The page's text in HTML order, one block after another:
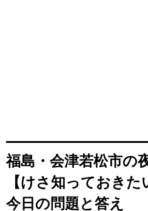
福島・会津若松市の
【けさ知っておきた
今日の問題と答え